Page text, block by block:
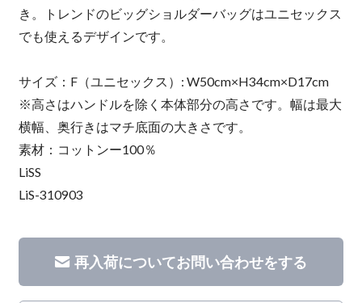
き。トレンドのビッグショルダーバッグはユニセックス
でも使えるデザインです。
サイズ：F（ユニセックス）: W50cm×H34cm×D17cm
※高さはハンドルを除く本体部分の高さです。幅は最大
横幅、奥行きはマチ底面の大きさです。
素材：コットンー100％
LiSS
LiS-310903
再入荷についてお問い合わせをする